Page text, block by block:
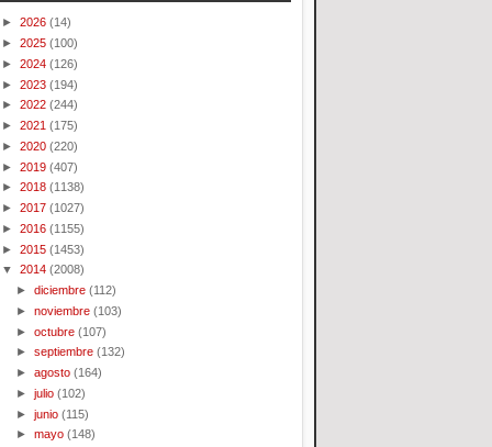
► 2026 (14)
► 2025 (100)
► 2024 (126)
► 2023 (194)
► 2022 (244)
► 2021 (175)
► 2020 (220)
► 2019 (407)
► 2018 (1138)
► 2017 (1027)
► 2016 (1155)
► 2015 (1453)
▼ 2014 (2008)
►diciembre (112)
►noviembre (103)
►octubre (107)
►septiembre (132)
►agosto (164)
►julio (102)
►junio (115)
►mayo (148)